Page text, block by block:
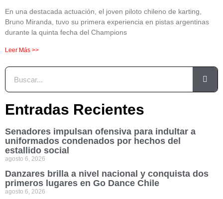
En una destacada actuación, el joven piloto chileno de karting,
Bruno Miranda, tuvo su primera experiencia en pistas argentinas
durante la quinta fecha del Champions
Leer Más >>
Entradas Recientes
Senadores impulsan ofensiva para indultar a
uniformados condenados por hechos del
estallido social
agosto 6, 2026
Danzares brilla a nivel nacional y conquista dos
primeros lugares en Go Dance Chile
agosto 6, 2026